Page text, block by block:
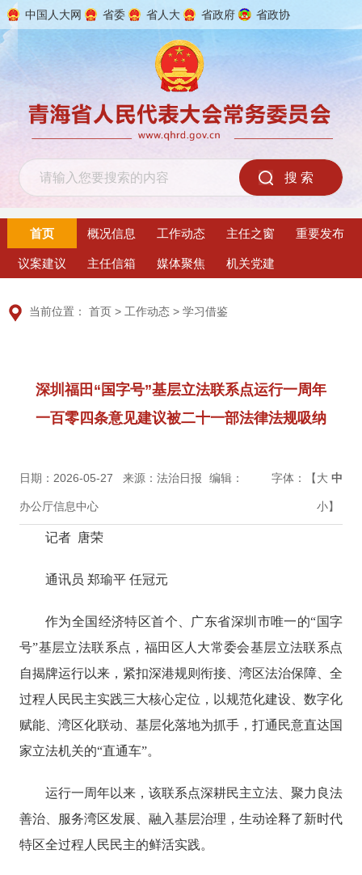
中国人大网 省委 省人大 省政府 省政协
首页 概况信息 工作动态 主任之窗 重要发布
议案建议 主任信箱 媒体聚焦 机关党建
当前位置：首页 >工作动态 >学习借鉴
深圳福田“国字号”基层立法联系点运行一周年
一百零四条意见建议被二十一部法律法规吸纳
日期：2026-05-27 来源：法治日报 编辑：
办公厅信息中心
字体：【大 中
小】
记者 唐荣
通讯员 郑瑜平 任冠元
作为全国经济特区首个、广东省深圳市唯一的“国字
号”基层立法联系点，福田区人大常委会基层立法联系点
自揭牌运行以来，紧扣深港规则衔接、湾区法治保障、全
过程人民民主实践三大核心定位，以规范化建设、数字化
赋能、湾区化联动、基层化落地为抓手，打通民意直达国
家立法机关的“直通车”。
运行一周年以来，该联系点深耕民主立法、聚力良法
善治、服务湾区发展、融入基层治理，生动诠释了新时代
特区全过程人民民主的鲜活实践。